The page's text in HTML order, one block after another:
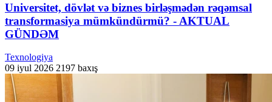
Universitet, dövlət və biznes birləşmədən rəqəmsal
transformasiya mümkündürmü? - AKTUAL
GÜNDƏM
Texnologiya
09 iyul 2026 2197 baxış